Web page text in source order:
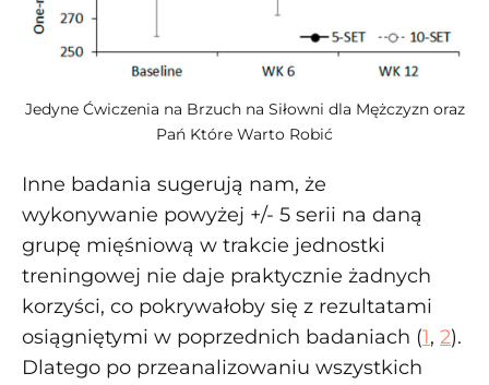
Jedyne Ćwiczenia na Brzuch na Siłowni dla Mężczyzn oraz
Pań Które Warto Robić
Inne badania sugerują nam, że
wykonywanie powyżej +/- 5 serii na daną
grupę mięśniową w trakcie jednostki
treningowej nie daje praktycznie żadnych
korzyści, co pokrywałoby się z rezultatami
osiągniętymi w poprzednich badaniach (1, 2).
Dlatego po przeanalizowaniu wszystkich